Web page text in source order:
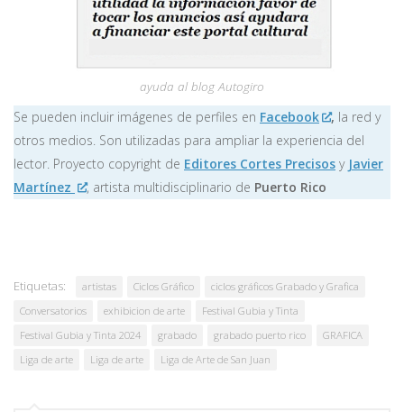
ayuda al blog Autogiro
Se pueden incluir imágenes de perfiles en Facebook , la red y
otros medios. Son utilizadas para ampliar la experiencia del
lector. Proyecto copyright de Editores Cortes Precisos y Javier
Martínez
, artista multidisciplinario de Puerto Rico
Etiquetas: artistas Ciclos Gráfico
ciclos gráficos Grabado y Grafica
Conversatorios
exhibicion de arte
Festival Gubia y Tinta
Festival Gubia y Tinta 2024
grabado grabado puerto rico
GRAFICA
Liga de arte
Liga de arte Liga de Arte de San Juan